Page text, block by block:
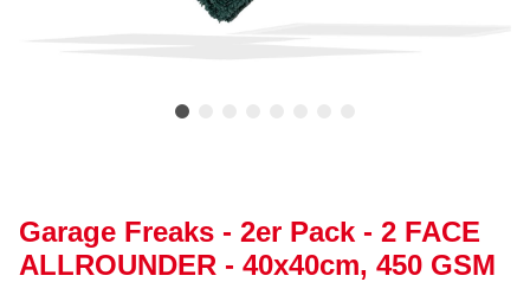
Garage Freaks - 2er Pack - 2 FACE
ALLROUNDER - 40x40cm, 450 GSM